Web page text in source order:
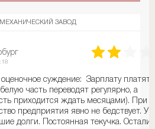
ЗАВОД
суждение: Зарплату платят
часть переводят регулярно, а
приходится ждать месяцами). При
предприятия явно не бедствует. У
долги. Постоянная текучка.